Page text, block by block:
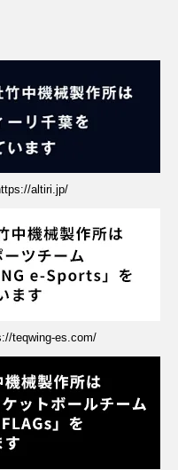
altiri.jp/
teqwing-es.com/